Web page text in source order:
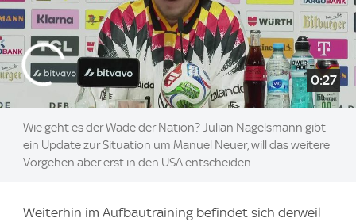
0:27
Wie geht es der Wade der Nation? Julian Nagelsmann gibt
ein Update zur Situation um Manuel Neuer, will das weitere
Vorgehen aber erst in den USA entscheiden.
Weiterhin im Aufbautraining befindet sich derweil